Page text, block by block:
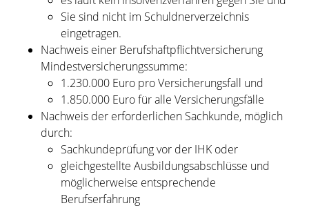
Sie sind nicht im Schuldnerverzeichnis
eingetragen.
Nachweis einer Berufshaftpflichtversicherung
Mindestversicherungssumme:
1.230.000 Euro pro Versicherungsfall und
1.850.000 Euro für alle Versicherungsfälle
Nachweis der erforderlichen Sachkunde, möglich
durch:
Sachkundeprüfung vor der IHK oder
gleichgestellte Ausbildungsabschlüsse und
möglicherweise entsprechende
Berufserfahrung